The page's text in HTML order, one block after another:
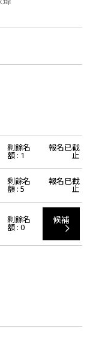
剩餘名
額 : 1
報名已截
止
剩餘名
額 : 5
報名已截
止
剩餘名
額 : 0
候補